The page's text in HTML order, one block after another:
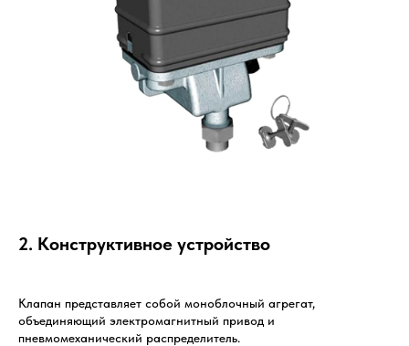
2. Конструктивное устройство
Клапан представляет собой моноблочный агрегат,
объединяющий электромагнитный привод и
пневмомеханический распределитель.